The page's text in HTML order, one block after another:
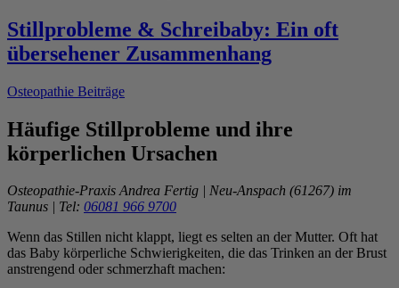
Stillprobleme & Schreibaby: Ein oft
übersehener Zusammenhang
Osteopathie Beiträge
Häufige Stillprobleme und ihre
körperlichen Ursachen
Osteopathie-Praxis Andrea Fertig | Neu-Anspach (61267) im
Taunus | Tel: 06081 966 9700
Wenn das Stillen nicht klappt, liegt es selten an der Mutter. Oft hat
das Baby körperliche Schwierigkeiten, die das Trinken an der Brust
anstrengend oder schmerzhaft machen: